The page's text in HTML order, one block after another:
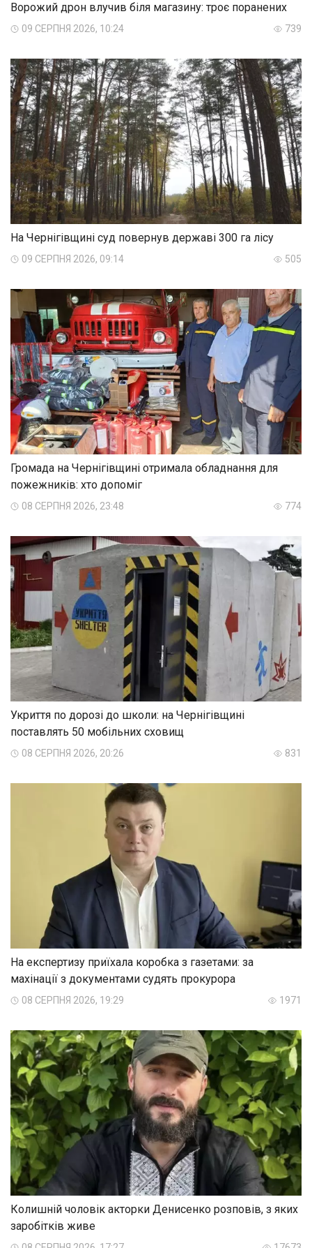
Ворожий дрон влучив біля магазину: троє поранених
09 СЕРПНЯ 2026, 10:24 739
На Чернігівщині суд повернув державі 300 га лісу
09 СЕРПНЯ 2026, 09:14 505
Громада на Чернігівщині отримала обладнання для
пожежників: хто допоміг
08 СЕРПНЯ 2026, 23:48 774
Укриття по дорозі до школи: на Чернігівщині
поставлять 50 мобільних сховищ
08 СЕРПНЯ 2026, 20:26 831
На експертизу приїхала коробка з газетами: за
махінації з документами судять прокурора
08 СЕРПНЯ 2026, 19:29 1971
Колишній чоловік акторки Денисенко розповів, з яких
заробітків живе